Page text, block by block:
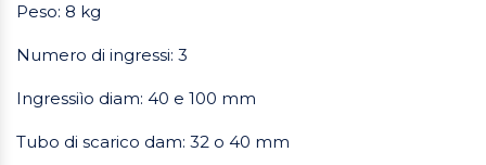
Peso: 8 kg
Numero di ingressi: 3
Ingressiìo diam: 40 e 100 mm
Tubo di scarico dam: 32 o 40 mm